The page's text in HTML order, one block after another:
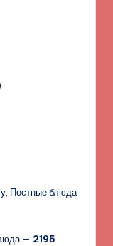
Постные блюда
— 2195